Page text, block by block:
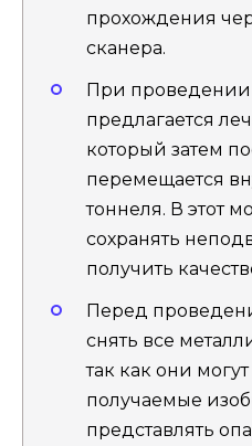
прохождения
сканера.
При
предлагается
который затем
перемещается
тоннеля. В этот
сохранять
получить
Перед
снять все
так как они
получаемые
представлять